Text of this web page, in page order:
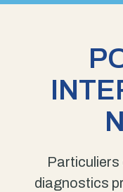
Particuliers
diagnostics